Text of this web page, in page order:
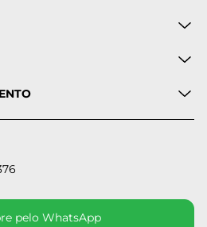
pelo WhatsApp